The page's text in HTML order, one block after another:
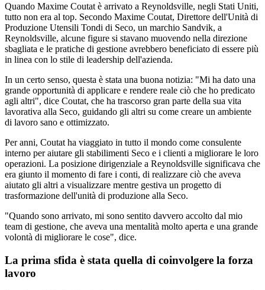
Quando Maxime Coutat è arrivato a Reynoldsville, negli Stati Uniti,
tutto non era al top. Secondo Maxime Coutat, Direttore dell'Unità di
Produzione Utensili Tondi di Seco, un marchio Sandvik, a
Reynoldsville, alcune figure si stavano muovendo nella direzione
sbagliata e le pratiche di gestione avrebbero beneficiato di essere più
in linea con lo stile di leadership dell'azienda.
In un certo senso, questa è stata una buona notizia: "Mi ha dato una
grande opportunità di applicare e rendere reale ciò che ho predicato
agli altri", dice Coutat, che ha trascorso gran parte della sua vita
lavorativa alla Seco, guidando gli altri su come creare un ambiente
di lavoro sano e ottimizzato.
Per anni, Coutat ha viaggiato in tutto il mondo come consulente
interno per aiutare gli stabilimenti Seco e i clienti a migliorare le loro
operazioni. La posizione dirigenziale a Reynoldsville significava che
era giunto il momento di fare i conti, di realizzare ciò che aveva
aiutato gli altri a visualizzare mentre gestiva un progetto di
trasformazione dell'unità di produzione alla Seco.
"Quando sono arrivato, mi sono sentito davvero accolto dal mio
team di gestione, che aveva una mentalità molto aperta e una grande
volontà di migliorare le cose", dice.
La prima sfida è stata quella di coinvolgere la forza
lavoro